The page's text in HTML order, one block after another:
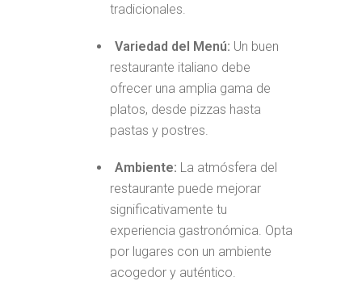
tradicionales.
Variedad del Menú: Un buen
restaurante italiano debe
ofrecer una amplia gama de
platos, desde pizzas hasta
pastas y postres.
Ambiente: La atmósfera del
restaurante puede mejorar
significativamente tu
experiencia gastronómica. Opta
por lugares con un ambiente
acogedor y auténtico.